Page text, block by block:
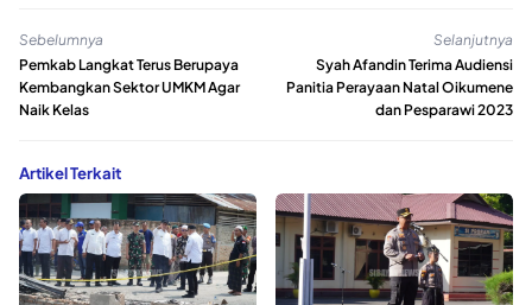
Sebelumnya
Pemkab Langkat Terus Berupaya
Kembangkan Sektor UMKM Agar
Naik Kelas
Selanjutnya
Syah Afandin Terima Audiensi
Panitia Perayaan Natal Oikumene
dan Pesparawi 2023
Artikel Terkait